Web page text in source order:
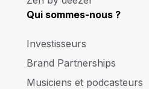
Qui sommes-nous ?
Investisseurs
Brand Partnerships
Musiciens et podcasteurs